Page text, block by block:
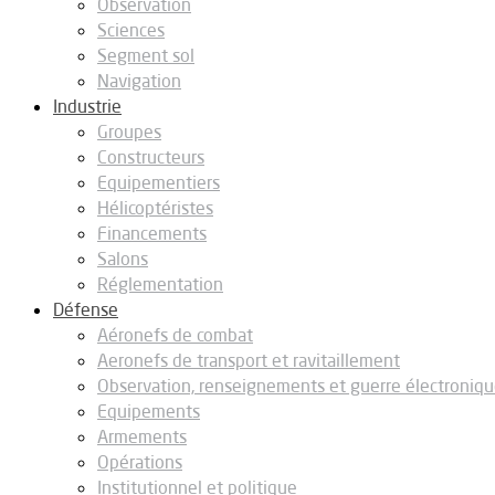
Observation
Sciences
Segment sol
Navigation
Industrie
Groupes
Constructeurs
Equipementiers
Hélicoptéristes
Financements
Salons
Réglementation
Défense
Aéronefs de combat
Aeronefs de transport et ravitaillement
Observation, renseignements et guerre
Equipements
Armements
Opérations
Institutionnel et politique